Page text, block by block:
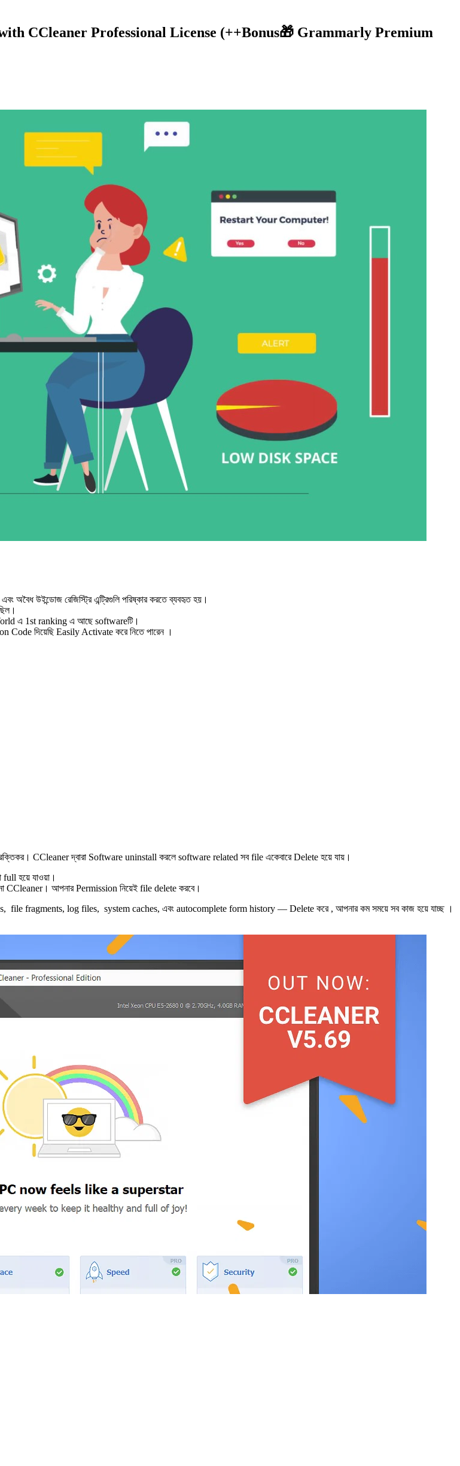
CCleaner Professional License (++Bonus🎁 Grammarly Premium
অবৈধ উইন্ডোজ রেজিস্ট্রি এন্ট্রিগুলি পরিষ্কার করতে ব্যবহৃত হয়।
এ 1st ranking এ আছে softwareটি।
দিয়েছি Easily Activate করে নিতে পারেন ।
CCleaner দ্বারা Software uninstall করলে software related সব file একেবারে Delete হয়ে যায়।
হয়ে যাওয়া।
CCleaner। আপনার Permission নিয়েই file delete করবে।
fragments, log files, system caches, এবং autocomplete form history — Delete করে , আপনার কম সময়ে সব কাজ হয়ে যাচ্ছ ।